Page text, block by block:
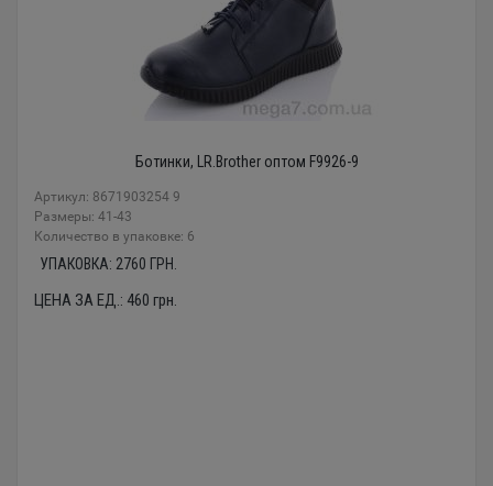
Ботинки, LR.Brother оптом F9926-9
Артикул: 8671903254 9
Размеры: 41-43
Количество в упаковке: 6
УПАКОВКА: 2760 ГРН.
ЦЕНА ЗА ЕД.: 460 грн.